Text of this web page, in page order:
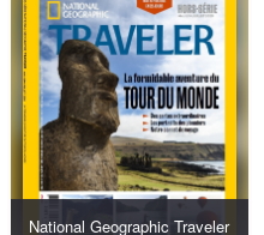
National Geographic Traveler